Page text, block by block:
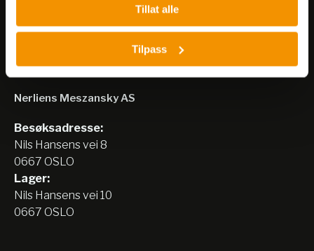
Tillat alle
Tilpass
Nerliens Meszansky AS
Besøksadresse:
Nils Hansens vei 8
0667 OSLO
Lager:
Nils Hansens vei 10
0667 OSLO